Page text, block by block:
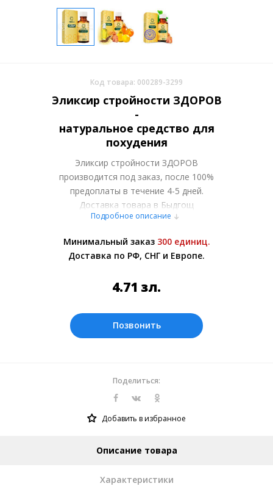
Код товара: 000289-3299
Эликсир стройности ЗДОРОВ
-
натуральное средство для
похудения
Эликсир стройности ЗДОРОВ
производится под заказ, после 100%
предоплаты в течение 4-5 дней.
Доставка товара в Быдгощ
осуществляется курьерскими службами
Более подробно при обсуждении заказа с
менеджером.
сайте представлены по курсу ЦБ РФ на
0.588984 зл.
Подробное описание
Минимальный заказ 300 единиц.
Доставка по РФ, СНГ и Европе.
4.71 зл.
Позвонить
Поделиться:
Добавить в избранное
Описание товара
Характеристики